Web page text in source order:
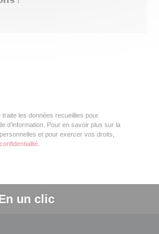
traite les données recueillies pour
d’information. Pour en savoir plus sur la
et pour exercer vos droits,
un clic